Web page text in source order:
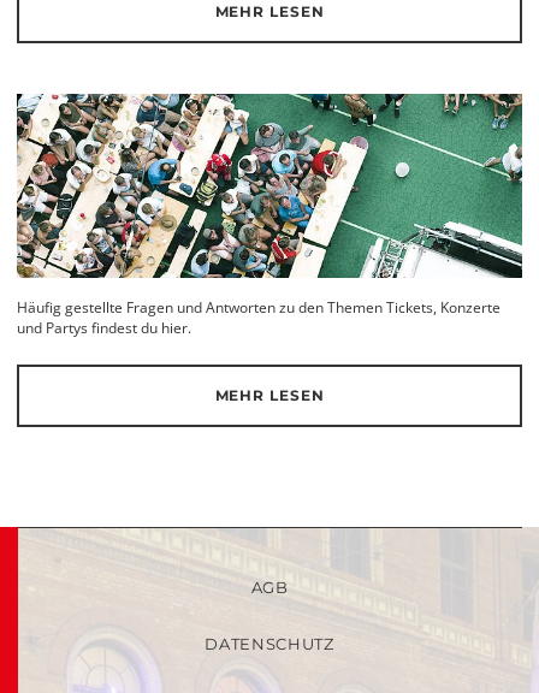
MEHR LESEN
Häufig gestellte Fragen und Antworten zu den Themen Tickets, Konzerte
und Partys findest du hier.
MEHR LESEN
AGB
DATENSCHUTZ